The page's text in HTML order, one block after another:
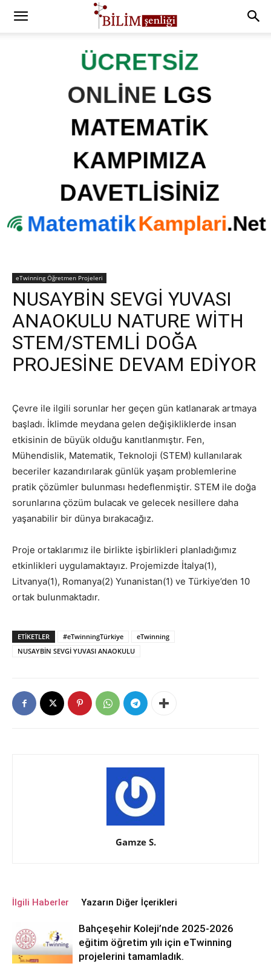
eTwinning Öğretmen Projeleri
NUSAYBİN SEVGİ YUVASI
ANAOKULU NATURE WİTH
STEM/STEMLİ DOĞA
PROJESİNE DEVAM EDİYOR
Çevre ile ilgili sorunlar her geçen gün katlanarak artmaya
başladı. İklimde meydana gelen değişikliklerde insan
etkisinin de büyük olduğu kanıtlanmıştır. Fen,
Mühendislik, Matematik, Teknoloji (STEM) kullanılarak
beceriler kazandırılarak günlük yaşam problemlerine
pratik çözümler bulunması hedeflenmiştir. STEM ile doğa
sorunlarına çözüm bulacak ve gelecek nesillere daha
yaşanabilir bir dünya bırakacağız.
Proje ortaklarımız ile birlikte işbirlikleri planladığımız
etkinlikleri uygulamaktayız. Projemizde İtalya(1),
Litvanya(1), Romanya(2) Yunanistan(1) ve Türkiye’den 10
ortak bulunmaktadır.
ETIKETLER #eTwinningTürkiye
eTwinning
NUSAYBİN SEVGİ YUVASI ANAOKULU
Gamze S.
İlgili Haberler Yazarın Diğer İçerikleri
Bahçeşehir Koleji’nde 2025-2026
eğitim öğretim yılı için eTwinning
projelerini tamamladık.